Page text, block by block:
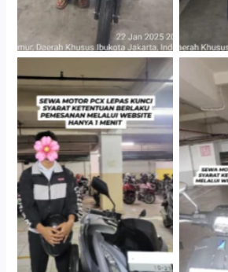
Hotel Kartika Chandra,
Jakarta Selatan